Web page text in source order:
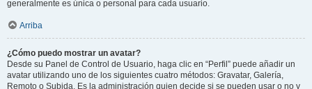
generalmente es única o personal para cada usuario.
Arriba
¿Cómo puedo mostrar un avatar?
Desde su Panel de Control de Usuario, haga clic en “Perfil” puede añadir un
avatar utilizando uno de los siguientes cuatro métodos: Gravatar, Galería,
Remoto o Subida. Es la administración quien decide si se pueden usar o no y